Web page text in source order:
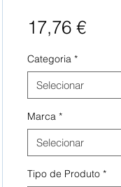
17,76 €Preço
Categoria *
Selecionar
Marca *
Selecionar
Tipo de Produto *